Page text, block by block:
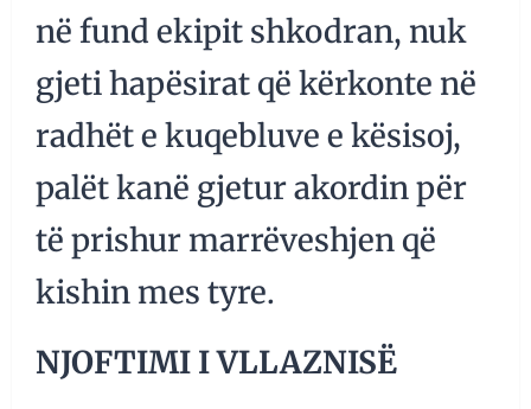
në fund ekipit shkodran, nuk
gjeti hapësirat që kërkonte në
radhët e kuqebluve e kësisoj,
palët kanë gjetur akordin për
të prishur marrëveshjen që
kishin mes tyre.
NJOFTIMI I VLLAZNISË